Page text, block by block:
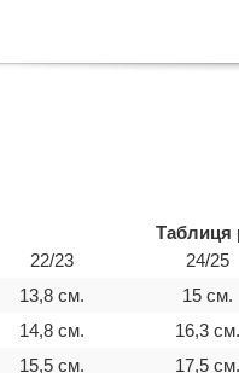
Таблиця
22/23 24/25
13,8 см. 15 см.
14,8 см. 16,3 см.
15,5 см. 17,5 см.